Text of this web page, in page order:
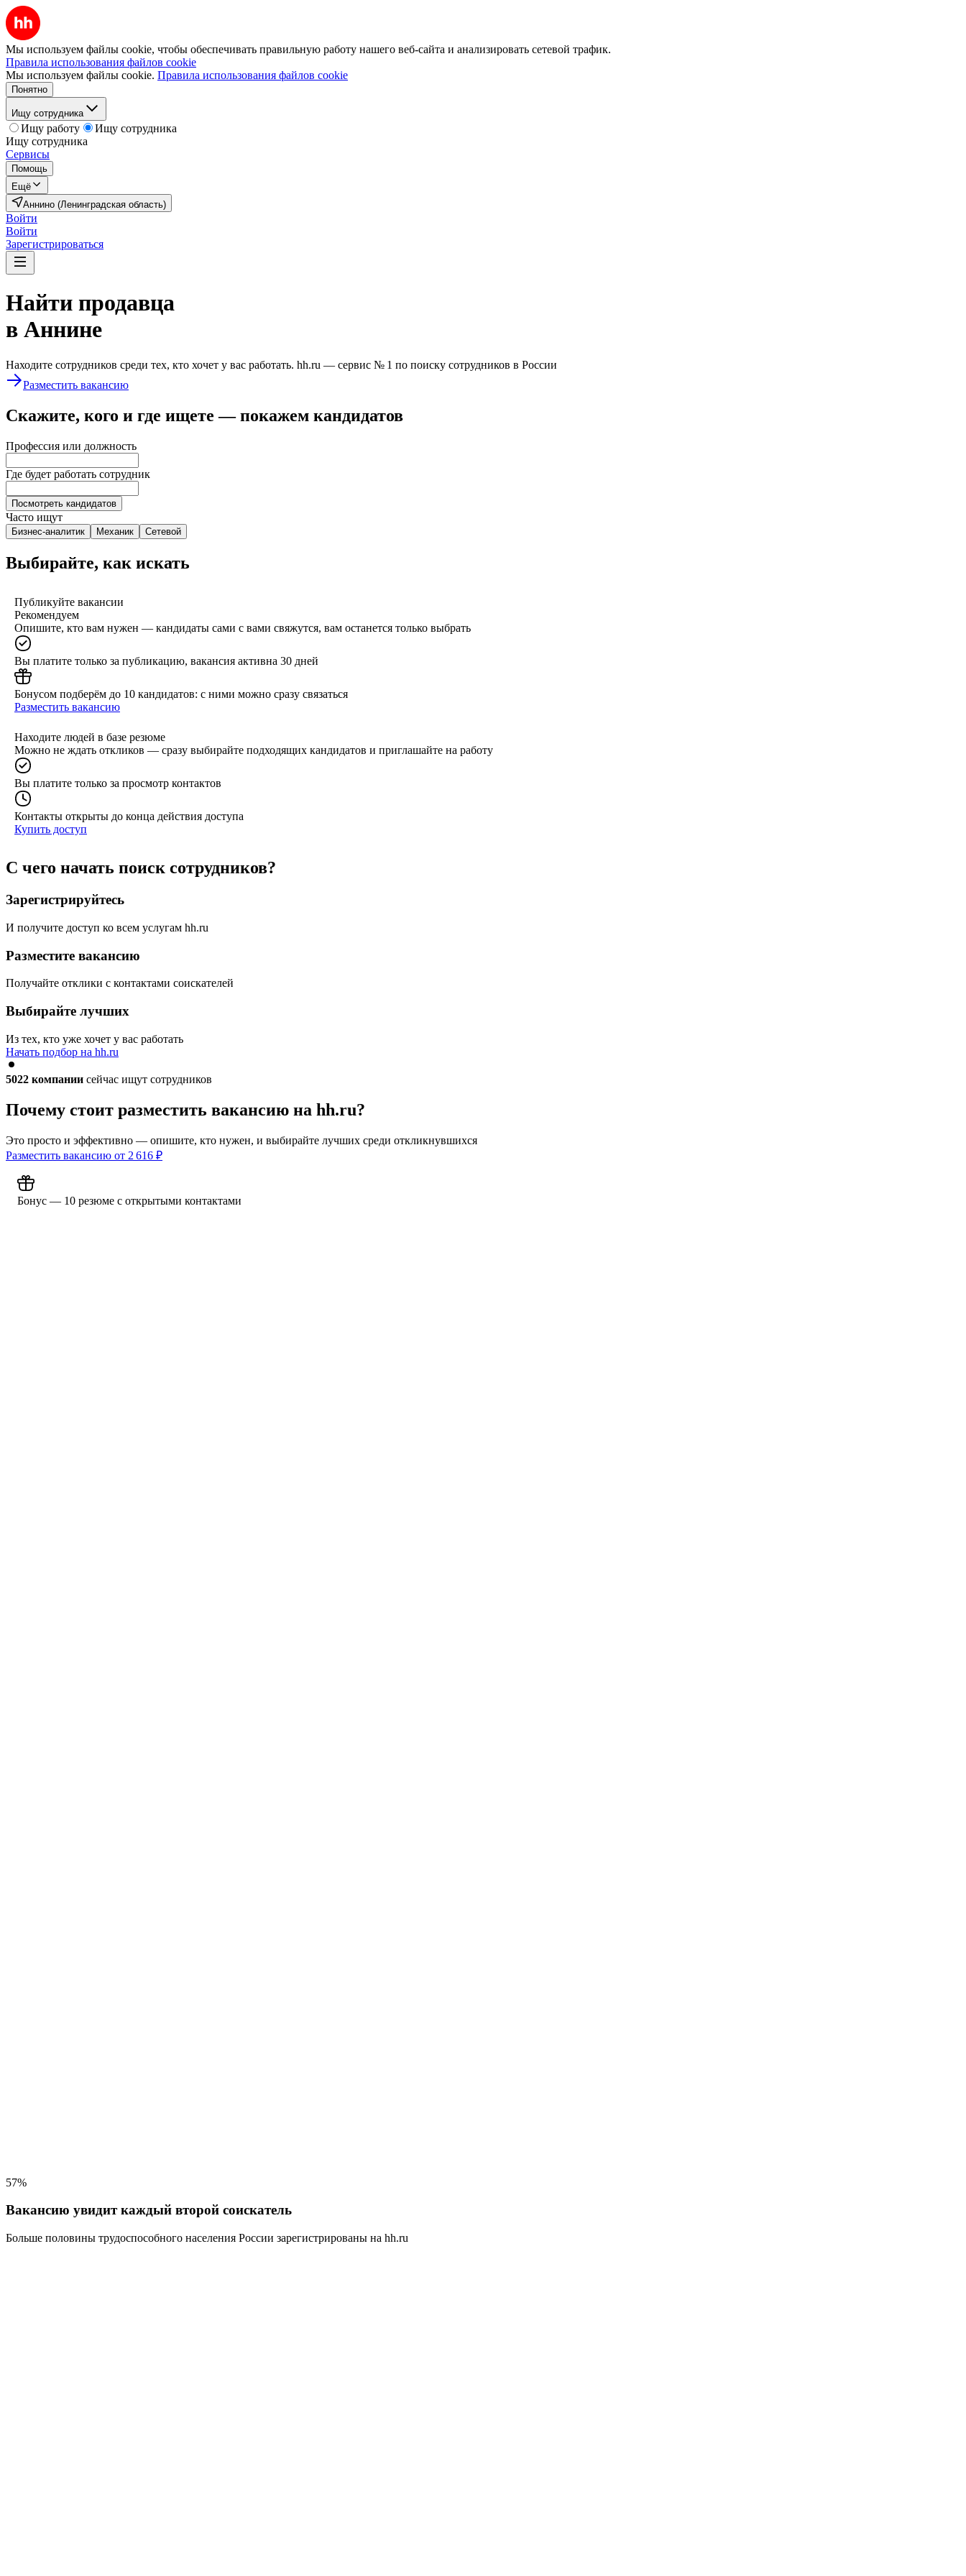
Мы используем файлы cookie, чтобы обеспечивать правильную работу нашего веб-сайта и анализировать сетевой трафик.
Правила использования файлов cookie
Мы используем файлы cookie. Правила использования файлов cookie
Понятно
Ищу сотрудника
Ищу работу
Ищу сотрудника
Ищу сотрудника
Сервисы
Помощь
Ещё
Аннино (Ленинградская область)
Войти
Войти
Зарегистрироваться
Найти продавца
в Аннине
Находите сотрудников среди тех, кто хочет у вас работать. hh.ru — сервис № 1 по поиску сотрудников в России
Разместить вакансию
Скажите, кого и где ищете — покажем кандидатов
Профессия или должность
Где будет работать сотрудник
Посмотреть кандидатов
Часто ищут
Бизнес-аналитик Механик Сетевой
Выбирайте, как искать
Публикуйте вакансии
Рекомендуем
Опишите, кто вам нужен — кандидаты сами с вами свяжутся, вам останется только выбрать
Вы платите только за публикацию, вакансия активна 30 дней
Бонусом подберём до 10 кандидатов: с ними можно сразу связаться
Разместить вакансию
Находите людей в базе резюме
Можно не ждать откликов — сразу выбирайте подходящих кандидатов и приглашайте на работу
Вы платите только за просмотр контактов
Контакты открыты до конца действия доступа
Купить доступ
С чего начать поиск сотрудников?
Зарегистрируйтесь
И получите доступ ко всем услугам hh.ru
Разместите вакансию
Получайте отклики с контактами соискателей
Выбирайте лучших
Из тех, кто уже хочет у вас работать
Начать подбор на hh.ru
5022 компании сейчас ищут сотрудников
Почему стоит разместить вакансию на hh.ru?
Это просто и эффективно — опишите, кто нужен, и выбирайте лучших среди откликнувшихся
Разместить вакансию от 2 616 ₽
Бонус — 10 резюме с открытыми контактами
57%
Вакансию увидит каждый второй соискатель
Больше половины трудоспособного населения России зарегистрированы на hh.ru